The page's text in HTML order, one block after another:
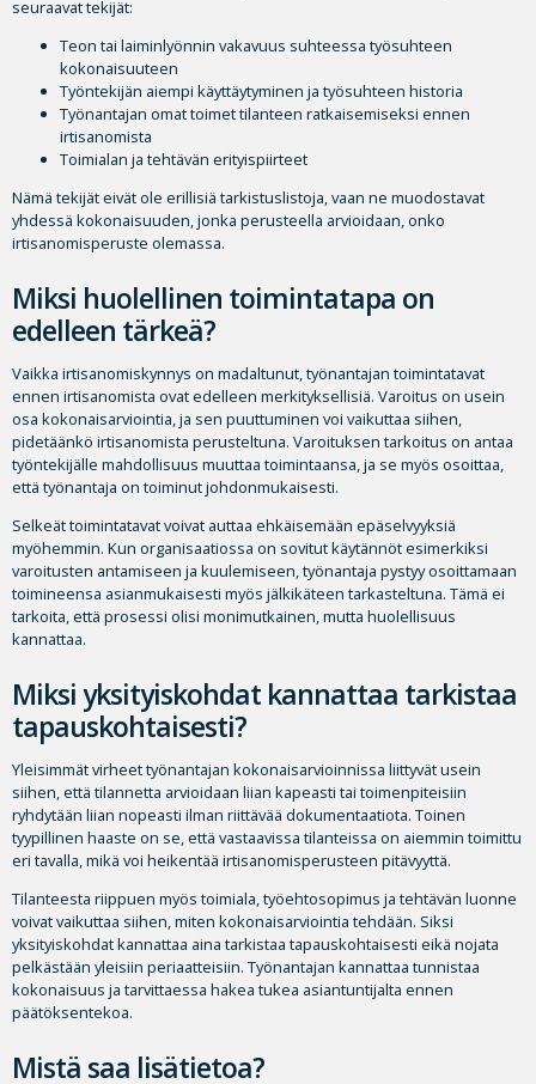
seuraavat tekijät:
Teon tai laiminlyönnin vakavuus suhteessa työsuhteen
kokonaisuuteen
Työntekijän aiempi käyttäytyminen ja työsuhteen historia
Työnantajan omat toimet tilanteen ratkaisemiseksi ennen
irtisanomista
Toimialan ja tehtävän erityispiirteet
Nämä tekijät eivät ole erillisiä tarkistuslistoja, vaan ne muodostavat
yhdessä kokonaisuuden, jonka perusteella arvioidaan, onko
irtisanomisperuste olemassa.
Miksi huolellinen toimintatapa on
edelleen tärkeä?
Vaikka irtisanomiskynnys on madaltunut, työnantajan toimintatavat
ennen irtisanomista ovat edelleen merkityksellisiä. Varoitus on usein
osa kokonaisarviointia, ja sen puuttuminen voi vaikuttaa siihen,
pidetäänkö irtisanomista perusteltuna. Varoituksen tarkoitus on antaa
työntekijälle mahdollisuus muuttaa toimintaansa, ja se myös osoittaa,
että työnantaja on toiminut johdonmukaisesti.
Selkeät toimintatavat voivat auttaa ehkäisemään epäselvyyksiä
myöhemmin. Kun organisaatiossa on sovitut käytännöt esimerkiksi
varoitusten antamiseen ja kuulemiseen, työnantaja pystyy osoittamaan
toimineensa asianmukaisesti myös jälkikäteen tarkasteltuna. Tämä ei
tarkoita, että prosessi olisi monimutkainen, mutta huolellisuus
kannattaa.
Miksi yksityiskohdat kannattaa tarkistaa
tapauskohtaisesti?
Yleisimmät virheet työnantajan kokonaisarvioinnissa liittyvät usein
siihen, että tilannetta arvioidaan liian kapeasti tai toimenpiteisiin
ryhdytään liian nopeasti ilman riittävää dokumentaatiota. Toinen
tyypillinen haaste on se, että vastaavissa tilanteissa on aiemmin toimittu
eri tavalla, mikä voi heikentää irtisanomisperusteen pitävyyttä.
Tilanteesta riippuen myös toimiala, työehtosopimus ja tehtävän luonne
voivat vaikuttaa siihen, miten kokonaisarviointia tehdään. Siksi
yksityiskohdat kannattaa aina tarkistaa tapauskohtaisesti eikä nojata
pelkästään yleisiin periaatteisiin. Työnantajan kannattaa tunnistaa
kokonaisuus ja tarvittaessa hakea tukea asiantuntijalta ennen
päätöksentekoa.
Mistä saa lisätietoa?